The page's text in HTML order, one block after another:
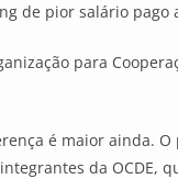
de pior salário
para
é maior ainda.
da OCDE,